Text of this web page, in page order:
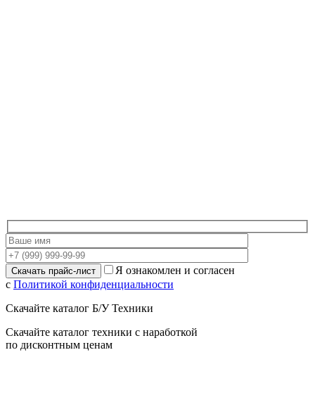
Я ознакомлен и согласен
с Политикой конфиденциальности
Скачайте каталог Б/У Техники
Скачайте каталог техники с наработкой
по дисконтным ценам